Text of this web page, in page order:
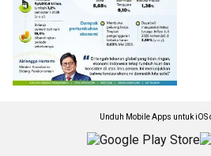
Unduh Mobile Apps untuk iOS